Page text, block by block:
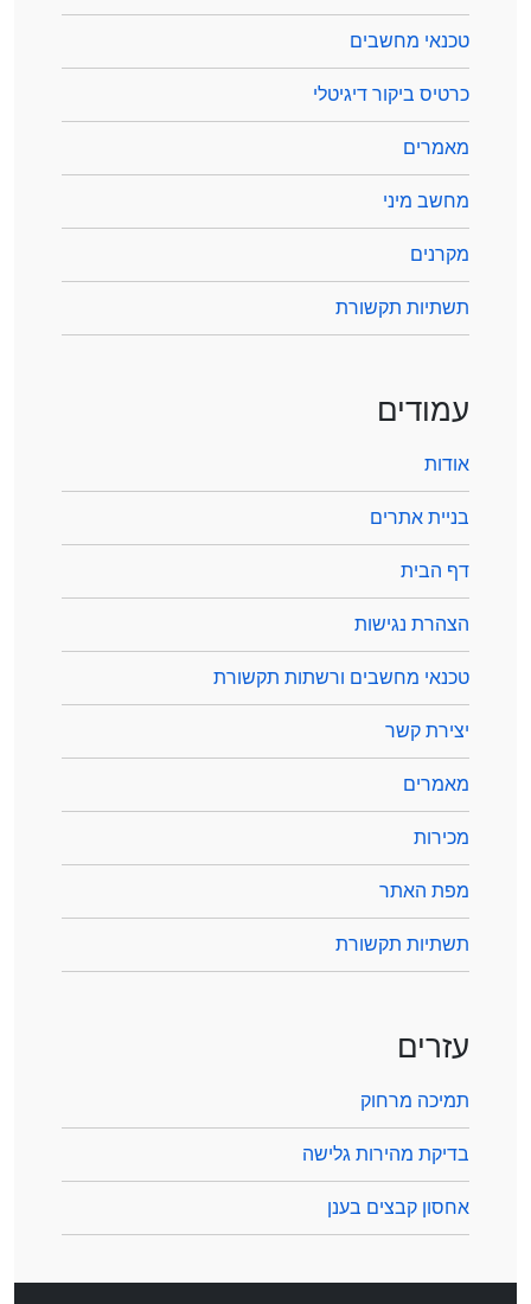
טכנאי מחשבים
כרטיס ביקור דיגיטלי
מאמרים
מחשב מיני
מקרנים
תשתיות תקשורת
עמודים
אודות
בניית אתרים
דף הבית
הצהרת נגישות
טכנאי מחשבים ורשתות תקשורת
יצירת קשר
מאמרים
מכירות
מפת האתר
תשתיות תקשורת
עזרים
תמיכה מרחוק
בדיקת מהירות גלישה
אחסון קבצים בענן